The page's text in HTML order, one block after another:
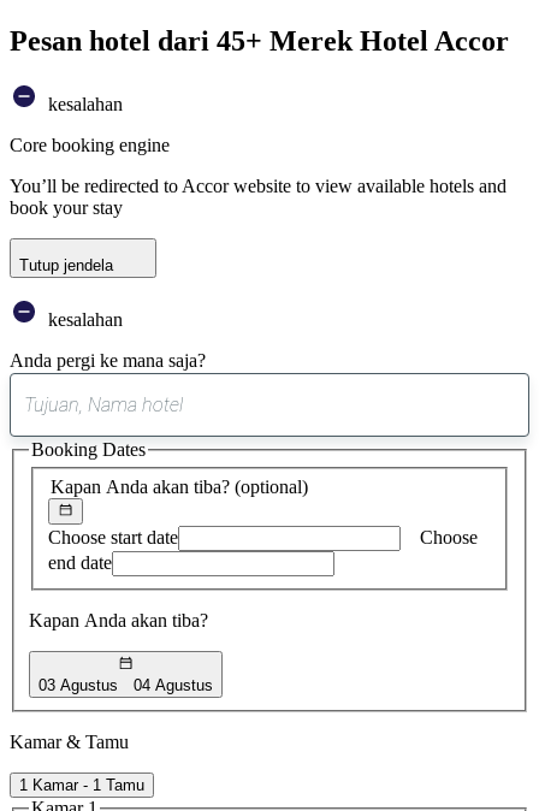
Pesan hotel dari 45+ Merek Hotel Accor
kesalahan
Core booking engine
You’ll be redirected to Accor website to view available hotels and
book your stay
Tutup jendela
kesalahan
Anda pergi ke mana saja?
saran
ditemukan
Kapan Anda akan tiba? (optional)
Choose start date
Choose
end date
Kapan Anda akan tiba?
03 Agustus 04 Agustus
Booking Dates
Kamar & Tamu
1 Kamar - 1 Tamu